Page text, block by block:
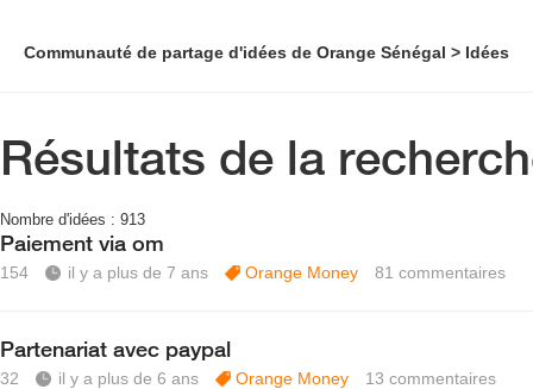
Communauté de partage d'idées de Orange Sénégal Idées
Résultats de la
Nombre d'idées : 913
Paiement via om
154 il y a plus de 7 ans Orange Money 81 commentaires
Partenariat avec paypal
32 il y a plus de 6 ans Orange Money 13 commentaires